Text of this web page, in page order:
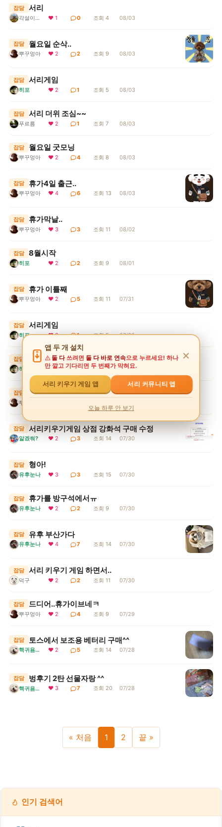
잡담 서리
각설이지요 ❤ 1 0 조회 4 08/03
잡담 월요일 순삭..
뿌꾸엉아 ❤ 2 2 조회 9 08/03
잡담 서리게임
히포 ❤ 2 1 조회 5 08/03
잡담 서리 더위 조심~~
푸르름 ❤ 2 1 조회 7 08/03
잡담 월요일 굿모닝
뿌꾸엉아 ❤ 2 4 조회 8 08/03
잡담 휴가4일 출근..
뿌꾸엉아 ❤ 4 6 조회 13 08/03
잡담 휴가막날..
뿌꾸엉아 ❤ 3 3 조회 11 08/02
잡담 8월시작
히포 ❤ 2 2 조회 9 08/01
잡담 휴가 이틀째
뿌꾸엉아 ❤ 2 5 조회 11 07/31
잡담 서리게임
히포 ❤ 3 1 조회 5 07/30
잡담 무더위
히포 ❤ 2 1 조회 7 07/30
잡담 휴가시작 1일째..
뿌꾸엉아
잡담 서리키우기게임 상점 강화석 구매 수정
알겠쒀? ❤ 2 3 조회 14 07/30
잡담 형아!
유후눈나 ❤ 3 3 조회 15 07/30
잡담 휴가를 방구석에서ㅠ
유후눈나 ❤ 2 2 조회 9 07/30
잡담 유후 부산가다
유후눈나 ❤ 4 7 조회 14 07/30
잡담 서리 키우기 게임 하면서..
덕구 ❤ 2 2 조회 11 07/30
잡담 드디어..휴가이브네ㅋ
뿌꾸엉아 ❤ 2 4 조회 9 07/29
잡담 토스에서 보조용 베터리 구매^^
핵귀욤서리 ❤ 2 5 조회 14 07/28
잡담 벙후기 2탄 선물자랑 ^^
핵귀욤서리 ❤ 3 7 조회 20 07/28
« 처음 1 2 끝 »
인기 검색어
앱 두 개 설치
둘 다쓰려면 둘 다 바로 연속으로 누르세요! 하나
만 깔고 기다리면 두 번째가 막혀요.
✕
서리 키우기 게임 앱 서리 커뮤니티 앱
오늘 하루 안 보기